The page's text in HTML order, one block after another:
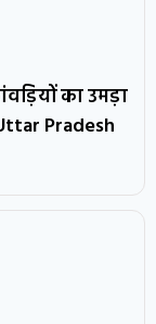
का उमड़ा
Pradesh